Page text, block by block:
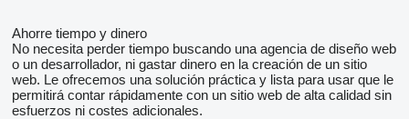
Ahorre tiempo y dinero
No necesita perder tiempo buscando una agencia de diseño web
o un desarrollador, ni gastar dinero en la creación de un sitio
web. Le ofrecemos una solución práctica y lista para usar que le
permitirá contar rápidamente con un sitio web de alta calidad sin
esfuerzos ni costes adicionales.